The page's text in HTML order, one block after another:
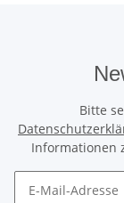
Bitte
Informationen